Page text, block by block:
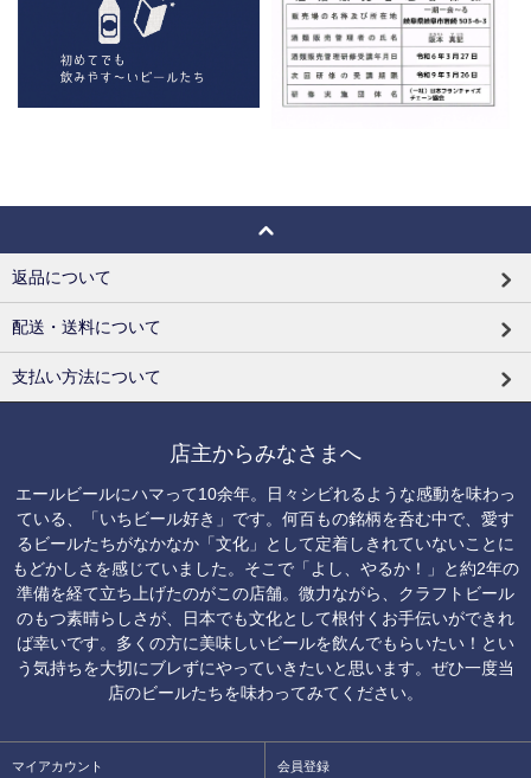
返品について
配送・送料について
支払い方法について
店主からみなさまへ
エールビールにハマって10余年。日々シビれるような感動を味わっ
ている、「いちビール好き」です。何百もの銘柄を呑む中で、愛す
るビールたちがなかなか「文化」として定着しきれていないことに
もどかしさを感じていました。そこで「よし、やるか！」と約2年の
準備を経て立ち上げたのがこの店舗。微力ながら、クラフトビール
のもつ素晴らしさが、日本でも文化として根付くお手伝いができれ
ば幸いです。多くの方に美味しいビールを飲んでもらいたい！とい
う気持ちを大切にブレずにやっていきたいと思います。ぜひ一度当
店のビールたちを味わってみてください。
マイアカウント 会員登録